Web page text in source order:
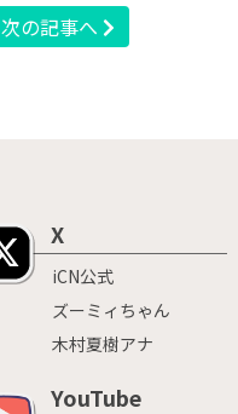
次の記事へ
X
iCN公式
ズーミィちゃん
木村夏樹アナ
YouTube